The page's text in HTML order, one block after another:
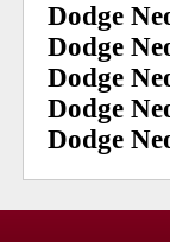
Dodge
Dodge
Dodge
Dodge
Dodge